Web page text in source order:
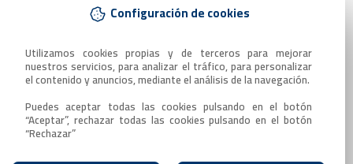
Configuración de cookies
Utilizamos cookies propias y de terceros para mejorar
nuestros servicios, para analizar el tráfico, para personalizar
el contenido y anuncios, mediante el análisis de la navegación.
Puedes aceptar todas las cookies pulsando en el botón
“Aceptar”, rechazar todas las cookies pulsando en el botón
“Rechazar”